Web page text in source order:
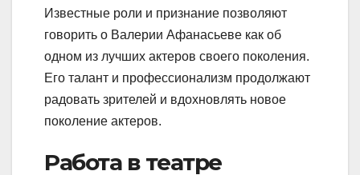
Известные роли и признание позволяют
говорить о Валерии Афанасьеве как об
одном из лучших актеров своего поколения.
Его талант и профессионализм продолжают
радовать зрителей и вдохновлять новое
поколение актеров.
Работа в театре